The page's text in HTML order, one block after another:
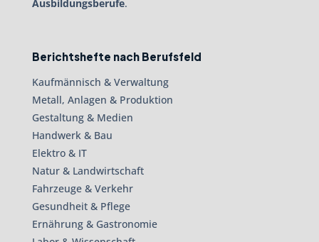
Ausbildungsberufe.
Berichtshefte nach Berufsfeld
Kaufmännisch & Verwaltung
Metall, Anlagen & Produktion
Gestaltung & Medien
Handwerk & Bau
Elektro & IT
Natur & Landwirtschaft
Fahrzeuge & Verkehr
Gesundheit & Pflege
Ernährung & Gastronomie